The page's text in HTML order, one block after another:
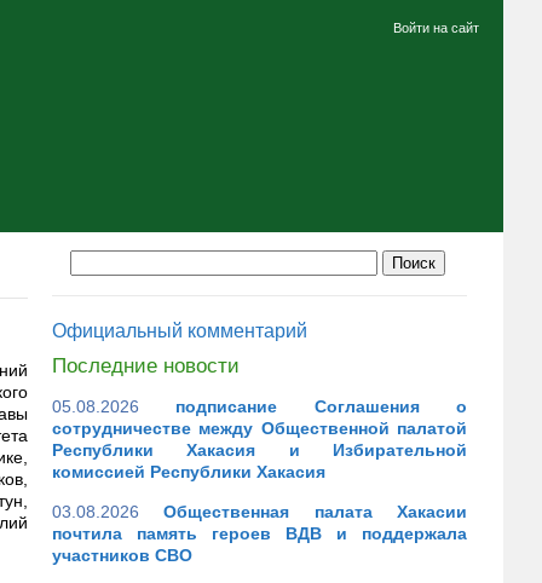
Войти на сайт
Официальный комментарий
Последние новости
05.08.2026
подписание Соглашения о
сотрудничестве между Общественной палатой
Республики Хакасия и Избирательной
комиссией Республики Хакасия
03.08.2026
Общественная палата Хакасии
почтила память героев ВДВ и поддержала
участников СВО